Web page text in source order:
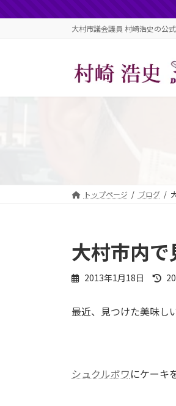
ン
ス
ビ
ン
大村市議会議員 村崎浩史の公式
トップページ ブログ
大村市内で
2013年1月18日
最
新
最近、見つけた美味し
シュクルボワにケーキ